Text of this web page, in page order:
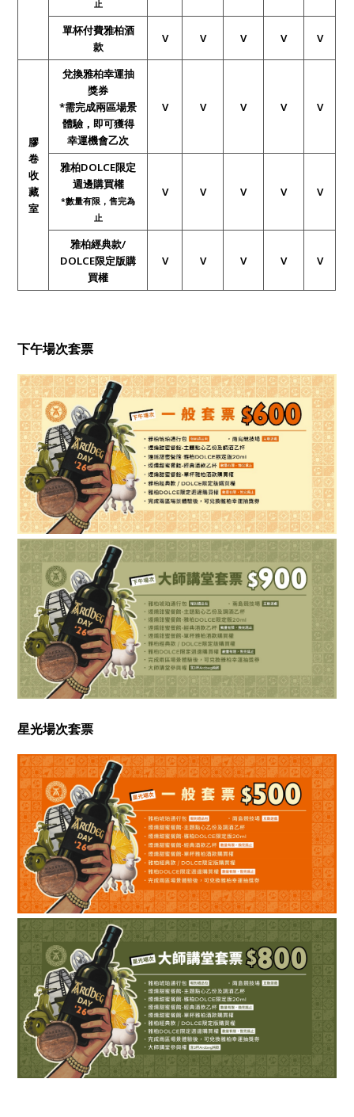
止
單杯付費雅柏酒
款
V V V V V
膠
卷
收
藏
室
兌換雅柏幸運抽
獎券
*需完成兩區場景
體驗，即可獲得
幸運機會乙次
V V V V V
雅柏DOLCE限定
週邊購買權
*數量有限，售完為
止
V V V V V
雅柏經典款/
DOLCE限定版購
買權
V V V V V
下午場次套票
星光場次套票